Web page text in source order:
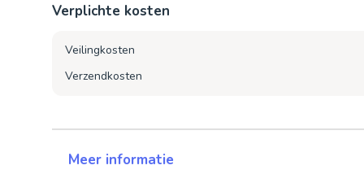
Verplichte kosten
Veilingkosten
Verzendkosten
Meer informatie